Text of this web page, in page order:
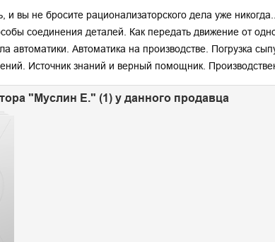
и вы не бросите рационализаторского дела уже
соединения деталей. Как передать движение от
автоматики. Автоматика на производстве. Погрузка
Источник знаний и верный помощник.
"Муслин Е." (1) у данного продавца